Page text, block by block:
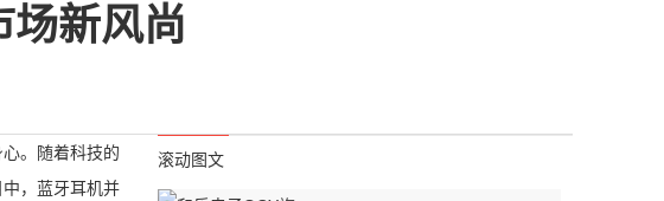
场新风尚
。随着科技的
，蓝牙耳机并
滚动图文